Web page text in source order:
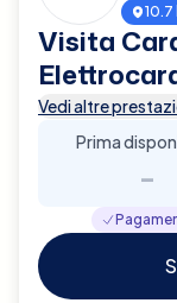
10.7
Visita
Vedi altre
Prima
-